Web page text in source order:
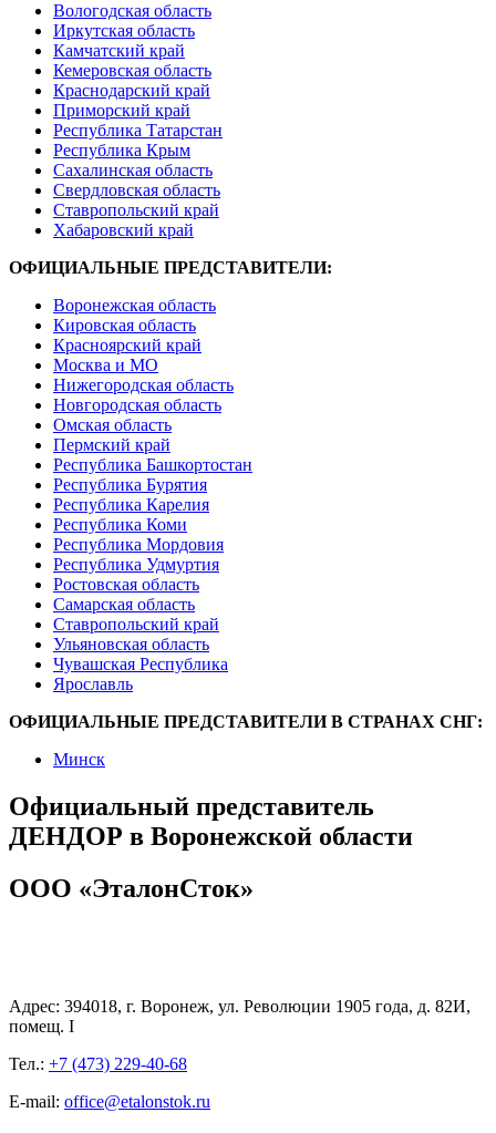
Вологодская область
Иркутская область
Камчатский край
Кемеровская область
Краснодарский край
Приморский край
Республика Татарстан
Республика Крым
Сахалинская область
Свердловская область
Ставропольский край
Хабаровский край
ОФИЦИАЛЬНЫЕ ПРЕДСТАВИТЕЛИ:
Воронежская область
Кировская область
Красноярский край
Москва и МО
Нижегородская область
Новгородская область
Омская область
Пермский край
Республика Башкортостан
Республика Бурятия
Республика Карелия
Республика Коми
Республика Мордовия
Республика Удмуртия
Ростовская область
Самарская область
Ставропольский край
Ульяновская область
Чувашская Республика
Ярославль
ОФИЦИАЛЬНЫЕ ПРЕДСТАВИТЕЛИ В СТРАНАХ СНГ:
Минск
Официальный представитель
ДЕНДОР в Воронежской области
ООО «ЭталонСток»
Адрес: 394018, г. Воронеж, ул. Революции 1905 года, д. 82И,
помещ. I
Тел.: +7 (473) 229-40-68
E-mail: office@etalonstok.ru